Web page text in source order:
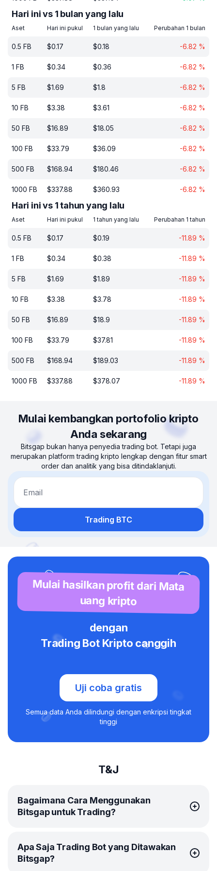
Hari ini vs 1 bulan yang lalu
Aset Hari ini pukul 1 bulan yang lalu Perubahan 1 bulan
0.5 FB $0.17 $0.18 -6.82 %
1 FB $0.34 $0.36 -6.82 %
5 FB $1.69 $1.8 -6.82 %
10 FB $3.38 $3.61 -6.82 %
50 FB $16.89 $18.05 -6.82 %
100 FB $33.79 $36.09 -6.82 %
500 FB $168.94 $180.46 -6.82 %
1000 FB $337.88 $360.93 -6.82 %
Hari ini vs 1 tahun yang lalu
Aset Hari ini pukul 1 tahun yang lalu Perubahan 1 tahun
0.5 FB $0.17 $0.19 -11.89 %
1 FB $0.34 $0.38 -11.89 %
5 FB $1.69 $1.89 -11.89 %
10 FB $3.38 $3.78 -11.89 %
50 FB $16.89 $18.9 -11.89 %
100 FB $33.79 $37.81 -11.89 %
500 FB $168.94 $189.03 -11.89 %
1000 FB $337.88 $378.07 -11.89 %
Mulai kembangkan portofolio kripto
Anda sekarang
Bitsgap bukan hanya penyedia trading bot. Tetapi juga
merupakan platform trading kripto lengkap dengan fitur smart
order dan analitik yang bisa ditindaklanjuti.
Email
Trading BTC
Mulai hasilkan profit dari Mata
uang kripto
dengan
Trading Bot Kripto canggih
Uji coba gratis
Semua data Anda dilindungi dengan enkripsi tingkat
tinggi
T&J
Bagaimana Cara Menggunakan
Bitsgap untuk Trading?
Untuk mulai trading dengan Bitsgap, Anda harus
mendaftar akun terlebih dahulu. Setelah mendaftar, Anda
akan menerima uji coba gratis paket PRO selama
Apa Saja Trading Bot yang Ditawakan
Bitsgap?